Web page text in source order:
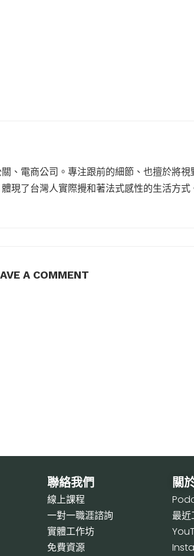
、電商公司。專注跟前的細節、也擅於將
現了台灣人實際攪和著法式感性的生活方式
A COMMENT
聯絡我們
線上課程
一對一職涯諮詢
實體工作坊
免費資源
關
P
最近
Y
I